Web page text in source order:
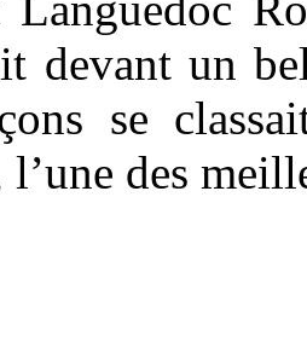
devant un
se
des